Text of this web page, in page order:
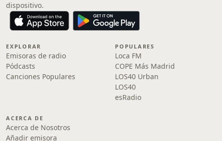
dispositivo.
EXPLORAR
Emisoras de radio
Pódcasts
Canciones Populares
POPULARES
Loca FM
COPE Más Madrid
LOS40 Urban
LOS40
esRadio
ACERCA DE
Acerca de Nosotros
Añadir emisora